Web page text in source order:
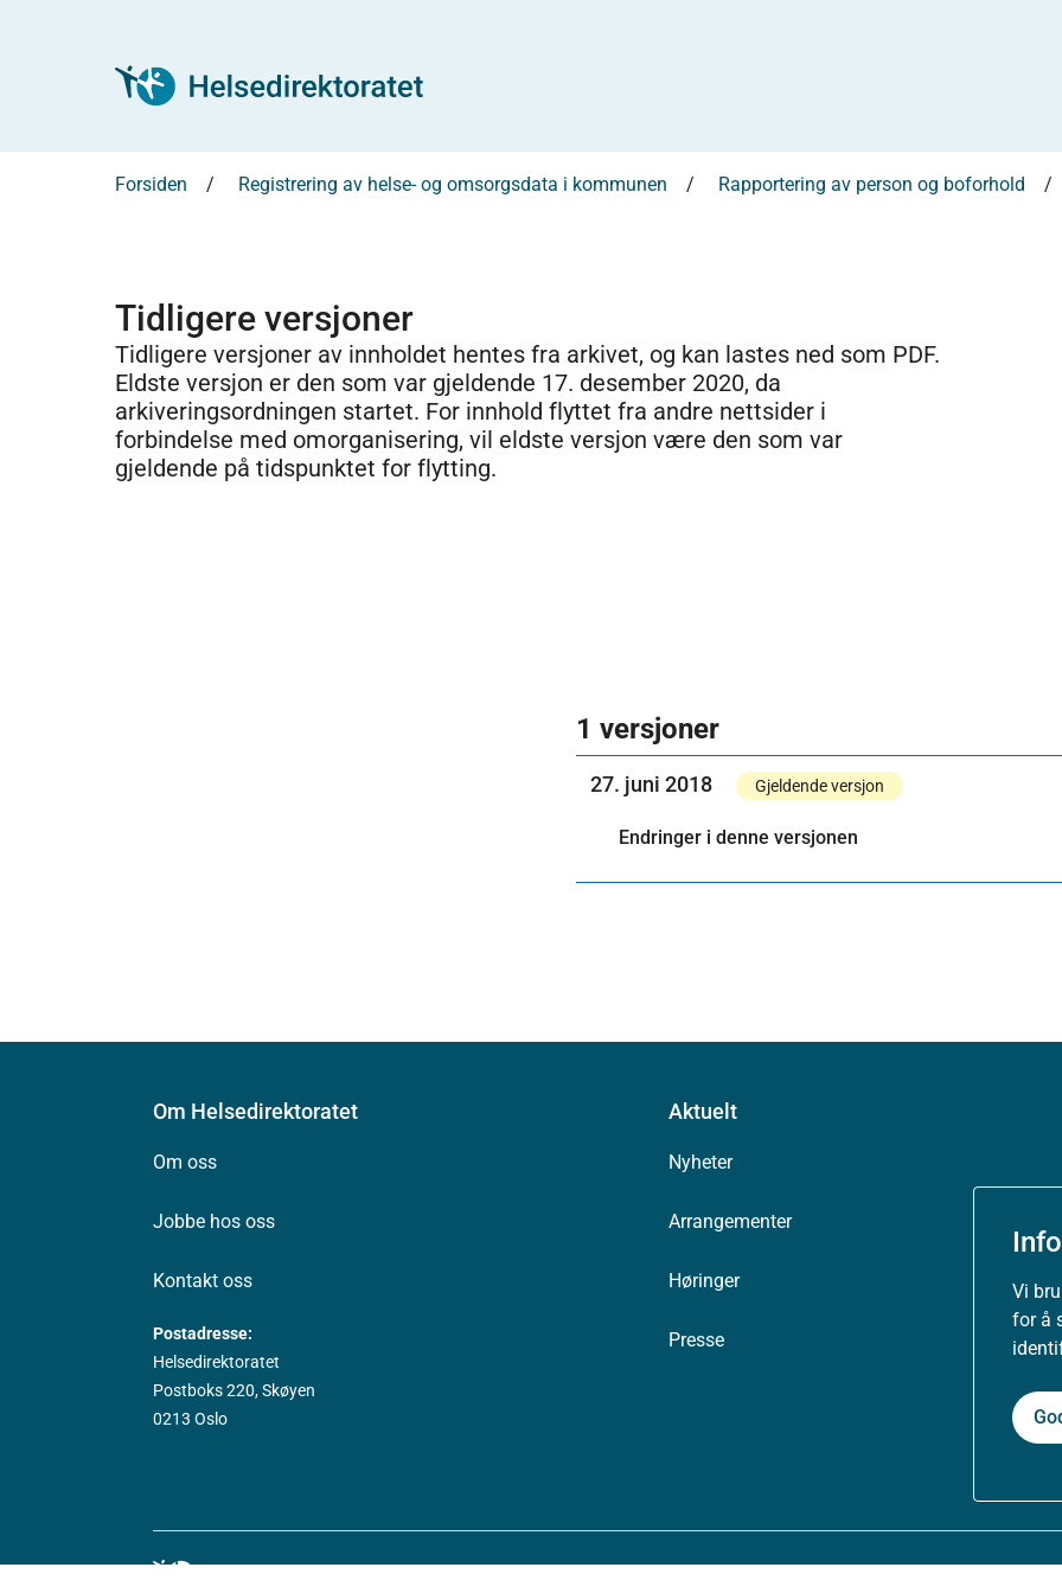
Vi
for å
Forsiden Registrering av helse- og omsorgsdata i kommunen Rapportering av person og boforhold
Tidligere versjoner
Tidligere versjoner av innholdet hentes fra arkivet, og kan lastes ned som PDF.
Eldste versjon er den som var gjeldende 17. desember 2020, da
arkiveringsordningen startet. For innhold flyttet fra andre nettsider i
forbindelse med omorganisering, vil eldste versjon være den som var
gjeldende på tidspunktet for flytting.
1 versjoner
27. juni 2018 Gjeldende versjon
Endringer i denne versjonen
Om Helsedirektoratet
Om oss
Jobbe hos oss
Kontakt oss
Postadresse:
Helsedirektoratet
Postboks 220, Skøyen
0213 Oslo
Aktuelt
Nyheter
Arrangementer
Høringer
Presse